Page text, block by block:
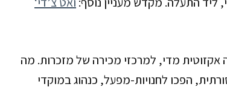
מדי, למרכזי מכירה של מזכרות. מה
הפכו לחנויות-מפעל, כנהוג במוקדי